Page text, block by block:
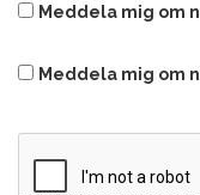
Meddela mig om
Meddela mig om